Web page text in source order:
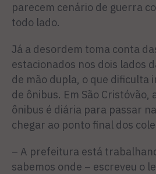
parecem cenário de guerra
todo lado.
Já a desordem toma conta
estacionados nos dois lados
de mão dupla, o que dificul­ta
de ônibus. Em São Cristóvão,
ônibus é diária para passar
chegar ao ponto final dos
– A prefeitura está
sabemos onde – es­creveu o